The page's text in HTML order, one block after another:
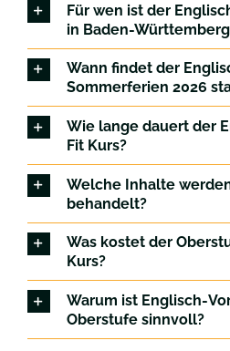
Für wen ist der
in Baden-
Wann findet der
Sommerferien 2026
Wie lange dauert der
Fit Kurs?
Welche Inhalte
behandelt?
Was kostet der
Kurs?
Warum ist Englisch-
Oberstufe sinnvoll?